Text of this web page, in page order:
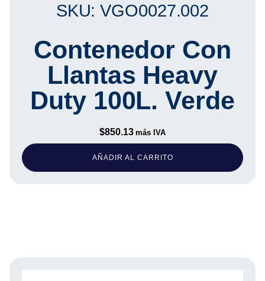
SKU: VGO0027.002
Contenedor Con
Llantas Heavy
Duty 100L. Verde
$850.13 más IVA
AÑADIR AL CARRITO